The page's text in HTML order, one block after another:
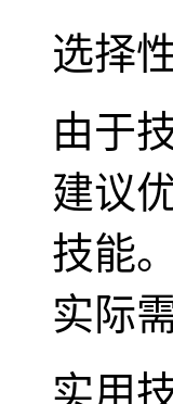
选择
由于
建议
技能
实际
实用